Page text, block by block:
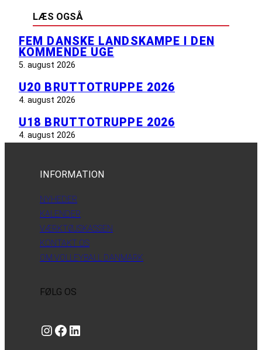
LÆS OGSÅ
FEM DANSKE LANDSKAMPE I DEN
KOMMENDE UGE
5. august 2026
U20 BRUTTOTRUPPE 2026
4. august 2026
U18 BRUTTOTRUPPE 2026
4. august 2026
INFORMATION
NYHEDER
KALENDER
VÆRKTØJSKASSEN
KONTAKT OS
OM VOLLEYBALL DANMARK
FØLG OS
Instagram https://www.facebook.com/danishbeachvolleytour LinkedIn